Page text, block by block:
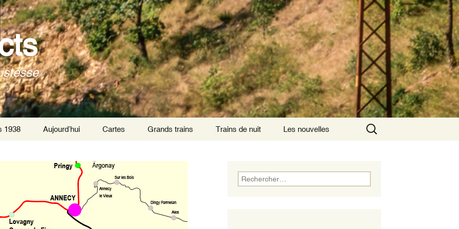
1938 Aujourd’hui Cartes Grands trains Trains de nuit
Trains de nuit
Les nouvelles
Rechercher :
Rechercher :